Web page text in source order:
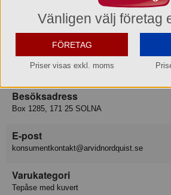
Konsumentkontakt
Arvid Nordquist HAB
08-799 18 00
Hemsida
www.arvidnordquist.se
Besöksadress
Box 1285, 171 25 SOLNA
E-post
konsumentkontakt@arvidnordquist.se
Varukategori
Tepåse med kuvert
Vänligen välj företag
FÖRETAG
Priser visas exkl. moms